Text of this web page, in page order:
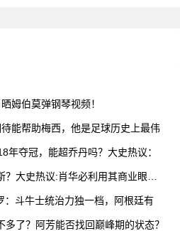
姆伯莫弹钢琴视频！
能帮助梅西，他是足球历史上最伟
年夺冠，能超乔丹吗？大史热议：
？大史热议:肖华必利用其商业眼光
：斗牛士统治力独一档，阿根廷有
多了？阿芳能否找回巅峰期的状态？